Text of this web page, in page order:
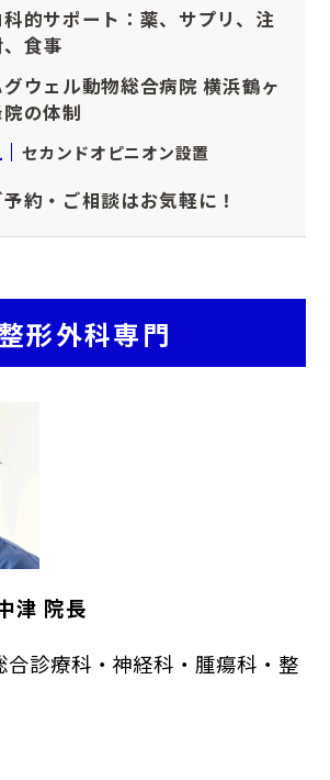
栄養管理科
予防医療
科的サポート：薬、サプリ、注
食事
グウェル動物総合病院 横浜鶴ヶ
の体制
セカンドオピニオン設置
予約・ご相談はお気軽に！
整形外科専門
津 院長
合診療科・神経科・腫瘍科・整